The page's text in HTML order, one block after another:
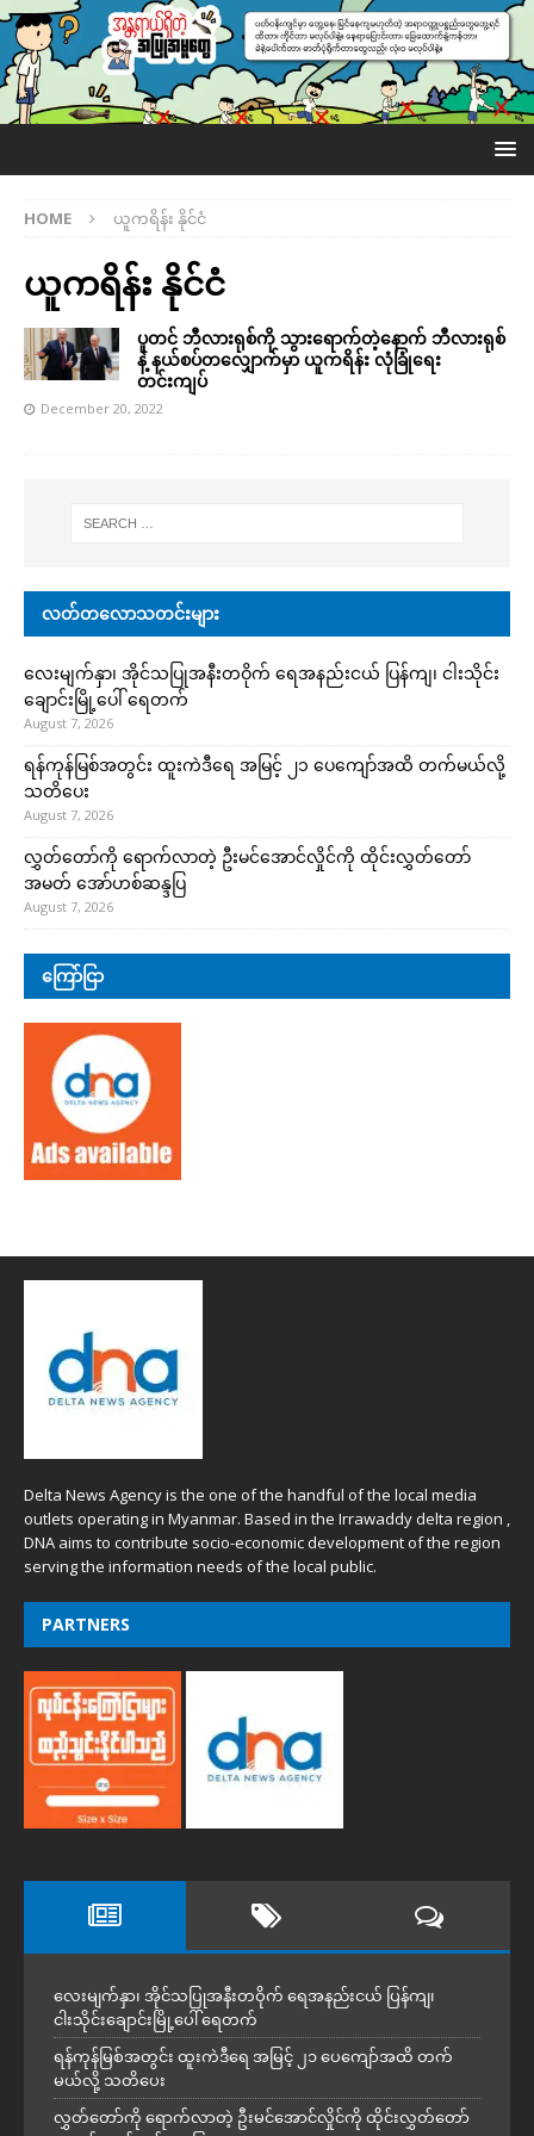
HOME ယူကရိန်း နိုင်ငံ
ယူကရိန်း နိုင်ငံ
ပူတင် ဘီလားရုစ်ကို သွားရောက်တဲ့နောက် ဘီလားရုစ်
နဲ့ နယ်စပ်တလျှောက်မှာ ယူကရိန်း လုံခြုံရေး
တင်းကျပ်
December 20, 2022
လတ်တလောသတင်းများ
လေးမျက်နှာ၊ အိုင်သပြုအနီးတဝိုက် ရေအနည်းငယ် ပြန်ကျ၊ ငါးသိုင်း
ချောင်းမြို့ပေါ် ရေတက်
August 7, 2026
ရန်ကုန်မြစ်အတွင်း ထူးကဲဒီရေ အ​မြင့် ၂၁ ပေကျော်အထိ တက်မယ်လို့
သတိပေး
August 7, 2026
လွှတ်တော်ကို ရောက်လာတဲ့ ဦးမင်အောင်လှိုင်ကို ထိုင်းလွှတ်တော်
အမတ် အော်ဟစ်ဆန္ဒပြ
August 7, 2026
ကြော်ငြာ
Delta News Agency is the one of the handful of the local media
outlets operating in Myanmar. Based in the Irrawaddy delta region ,
DNA aims to contribute socio-economic development of the region
serving the information needs of the local public.
PARTNERS
လေးမျက်နှာ၊ အိုင်သပြုအနီးတဝိုက် ရေအနည်းငယ် ပြန်ကျ၊
ငါးသိုင်းချောင်းမြို့ပေါ် ရေတက်
ရန်ကုန်မြစ်အတွင်း ထူးကဲဒီရေ အ​မြင့် ၂၁ ပေကျော်အထိ တက်
မယ်လို့ သတိပေး
လွှတ်တော်ကို ရောက်လာတဲ့ ဦးမင်အောင်လှိုင်ကို ထိုင်းလွှတ်တော်